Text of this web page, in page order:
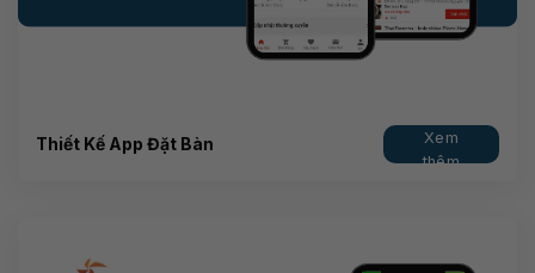
Thiết Kế App Đặt Bàn
Xem
thêm